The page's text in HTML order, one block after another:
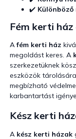
✔️
Fém kerti
Afém kerti ház
megoldást keres. A
szerkezetüknek
eszközök
megbízható
karbantartást
Kész kerti
A kész kerti házak